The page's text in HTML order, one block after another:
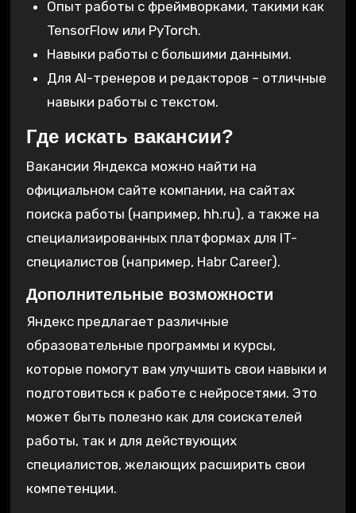
Опыт работы с фреймворками, такими как
TensorFlow или PyTorch.
Навыки работы с большими данными.
Для AI-тренеров и редакторов – отличные
навыки работы с текстом.
Где искать вакансии?
Вакансии Яндекса можно найти на
официальном сайте компании, на сайтах
поиска работы (например, hh.ru), а также на
специализированных платформах для IT-
специалистов (например, Habr Career).
Дополнительные возможности
Яндекс предлагает различные
образовательные программы и курсы,
которые помогут вам улучшить свои навыки и
подготовиться к работе с нейросетями. Это
может быть полезно как для соискателей
работы, так и для действующих
специалистов, желающих расширить свои
компетенции.